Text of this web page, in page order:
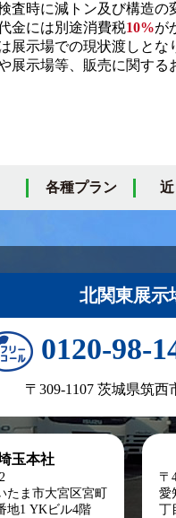
査時に減トン及び構造の
金には別途消費税10%が
展示場での現状渡しと
展示場等、販売に関す
各種プラン
北関東展示
0120-98-
〒309-1107 茨城県筑西
玉本社
たま市大宮区宮町
地1 YKビル4階
〒
愛
丁